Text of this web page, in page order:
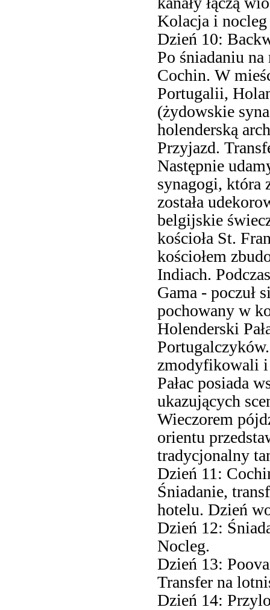
Kolacja i nocleg
Dzień 10:
Po śniadaniu
Cochin. W
Portugalii,
(żydowskie
holenderską
Przyjazd.
Następnie
synagogi, która
została
belgijskie
kościoła St.
kościołem
Indiach.
Gama - poczuł
pochowany w
Holenderski
zmodyfikowali
Pałac posiada
ukazujących
Wieczorem
orientu
tradycjonalny
Dzień 11:
Śniadanie,
hotelu. Dzień
Dzień 12:
Nocleg.
Dzień 13:
Transfer na
Dzień 14: